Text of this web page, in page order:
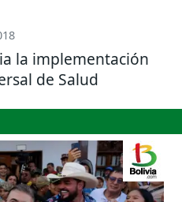
la implementación
de Salud